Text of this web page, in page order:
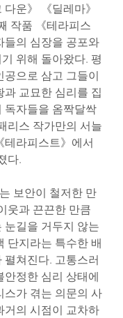
운》 《딜레마》
작품 《테라피스
들의 심장을 공포와
위해 돌아왔다. 평
으로 삼고 그들이
과 교묘한 심리를 집
독자들을 옴짝달싹
리스 작가만의 서늘
테라피스트》에서
다.
보안이 철저한 만
웃과 끈끈한 만큼
눈길을 거두지 않는
단지라는 특수한 배
펼쳐진다. 고통스러
정한 심리 상태에
스가 겪는 의문의 사
거의 시점이 교차하